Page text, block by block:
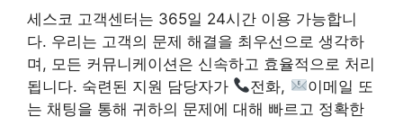
세스코 고객센터는 365일 24시간 이용 가능합니
다. 우리는 고객의 문제 해결을 최우선으로 생각하
며, 모든 커뮤니케이션은 신속하고 효율적으로 처리
됩니다. 숙련된 지원 담당자가
전화,
이메일 또
는 채팅을 통해 귀하의 문제에 대해 빠르고 정확한